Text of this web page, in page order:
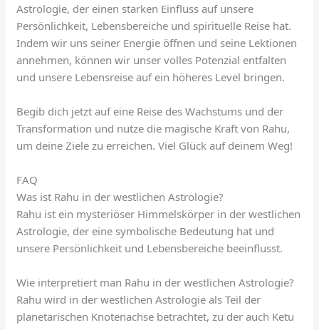
Astrologie, der einen starken Einfluss auf unsere
Persönlichkeit, Lebensbereiche und spirituelle Reise hat.
Indem wir uns seiner Energie öffnen und seine Lektionen
annehmen, können wir unser volles Potenzial entfalten
und unsere Lebensreise auf ein höheres Level bringen.
Begib dich jetzt auf eine Reise des Wachstums und der
Transformation und nutze die magische Kraft von Rahu,
um deine Ziele zu erreichen. Viel Glück auf deinem Weg!
FAQ
Was ist Rahu in der westlichen Astrologie?
Rahu ist ein mysteriöser Himmelskörper in der westlichen
Astrologie, der eine symbolische Bedeutung hat und
unsere Persönlichkeit und Lebensbereiche beeinflusst.
Wie interpretiert man Rahu in der westlichen Astrologie?
Rahu wird in der westlichen Astrologie als Teil der
planetarischen Knotenachse betrachtet, zu der auch Ketu